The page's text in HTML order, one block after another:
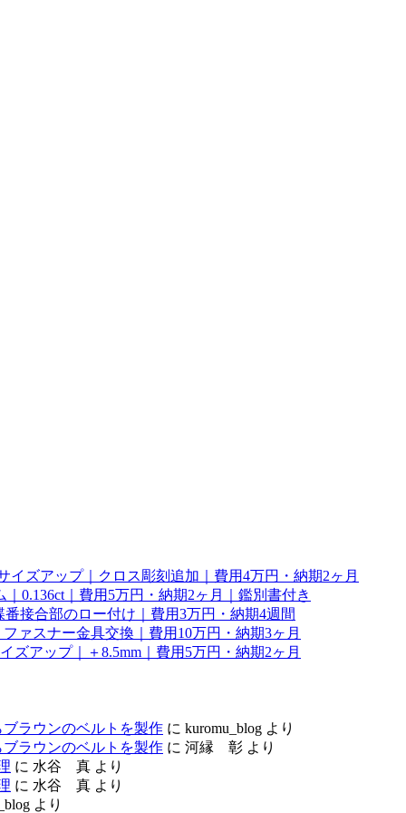
ズアップ｜クロス彫刻追加｜費用4万円・納期2ヶ月
0.136ct｜費用5万円・納期2ヶ月｜鑑別書付き
接合部のロー付け｜費用3万円・納期4週間
ァスナー金具交換｜費用10万円・納期3ヶ月
アップ｜＋8.5mm｜費用5万円・納期2ヶ月
ラウンのベルトを製作 に kuromu_blog より
ラウンのベルトを製作 に 河縁 彰 より
に 水谷 真 より
に 水谷 真 より
より